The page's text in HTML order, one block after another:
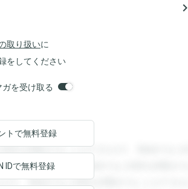
navigate_next
取り扱いに
をしてください
を受け取る
答を閲覧することができます。登録すると回
ことができます。登録すると回答を閲覧する
す。登録すると回答を閲覧することができま
トで無料登録
IDで無料登録